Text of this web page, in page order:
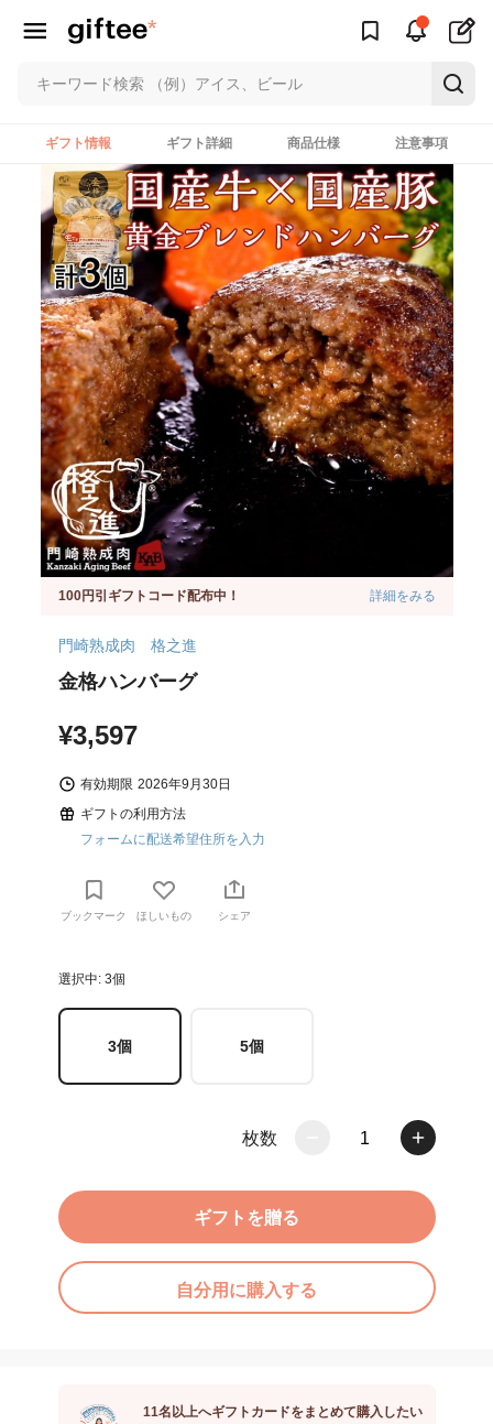
ギフト情報 ギフト詳細 商品仕様 注意事項
100円引ギフトコード配布中！ 詳細をみる
門崎熟成肉 格之進
金格ハンバーグ
¥3,597
有効期限 2026年9月30日
ギフトの利用方法
フォームに配送希望住所を入力
ブックマーク ほしいもの シェア
選択中: 3個
3個 5個
枚数 1
ギフトを贈る
自分用に購入する
11名以上へギフトカードをまとめて購入したい